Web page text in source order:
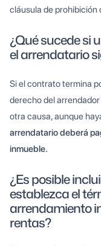
cláusula de prohibición
¿Qué sucede si
el arrendatario
Si el contrato termina
derecho del
otra causa, aunque
arrendatario deberá
inmueble.
¿Es posible
establezca el
arrendamiento
rentas?